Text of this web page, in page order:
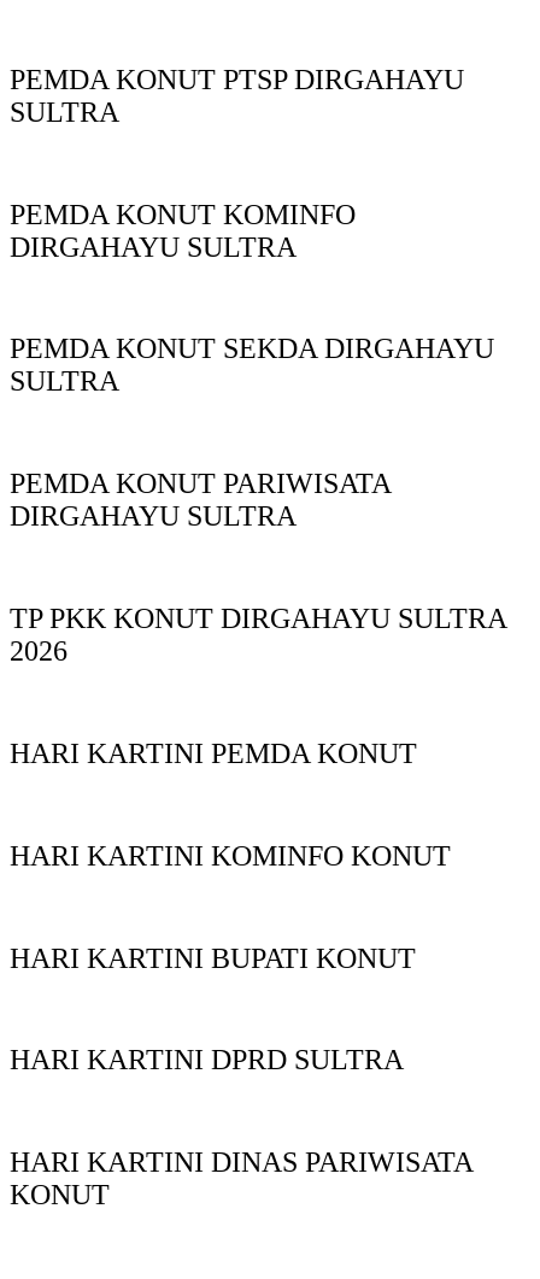
PEMDA KONUT PTSP DIRGAHAYU
SULTRA
PEMDA KONUT KOMINFO
DIRGAHAYU SULTRA
PEMDA KONUT SEKDA DIRGAHAYU
SULTRA
PEMDA KONUT PARIWISATA
DIRGAHAYU SULTRA
TP PKK KONUT DIRGAHAYU SULTRA
2026
HARI KARTINI PEMDA KONUT
HARI KARTINI KOMINFO KONUT
HARI KARTINI BUPATI KONUT
HARI KARTINI DPRD SULTRA
HARI KARTINI DINAS PARIWISATA
KONUT